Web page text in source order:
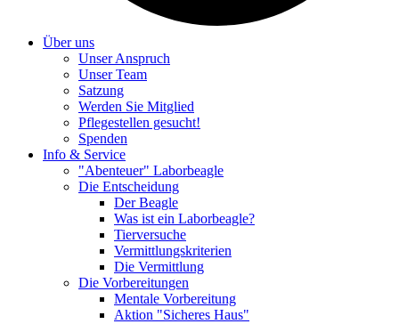
Über uns
Unser Anspruch
Unser Team
Satzung
Werden Sie Mitglied
Pflegestellen gesucht!
Spenden
Info & Service
"Abenteuer" Laborbeagle
Die Entscheidung
Der Beagle
Was ist ein Laborbeagle?
Tierversuche
Vermittlungskriterien
Die Vermittlung
Die Vorbereitungen
Mentale Vorbereitung
Aktion "Sicheres Haus"